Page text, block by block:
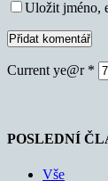
Uložit jméno,
Current ye@r *
POSLEDNÍ
Vše